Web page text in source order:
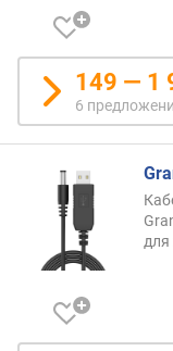
149 — 1
6
для